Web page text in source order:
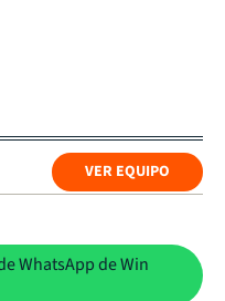
VER EQUIPO
WhatsApp de Win